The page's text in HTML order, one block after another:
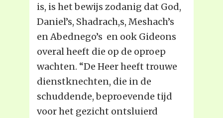
is, is het bewijs zodanig dat God,
Daniel’s, Shadrach,s, Meshach’s
en Abednego’s en ook Gideons
overal heeft die op de oproep
wachten. “De Heer heeft trouwe
dienstknechten, die in de
schuddende, beproevende tijd
voor het gezicht ontsluierd